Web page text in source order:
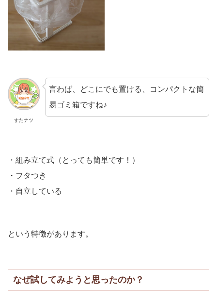
すたナツ
言わば、どこにでも置ける、コンパクトな簡
易ゴミ箱ですね♪
・組み立て式（とっても簡単です！）
・フタつき
・自立している
という特徴があります。
なぜ試してみようと思ったのか？